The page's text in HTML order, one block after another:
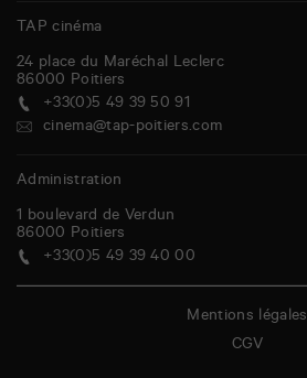
TAP cinéma
24 place du Maréchal Leclerc
86000 Poitiers
+33(0)5 49 39 50 91
cinema@tap-poitiers.com
Administration
1 boulevard de Verdun
86000 Poitiers
+33(0)5 49 39 40 00
Mentions légales
CGV